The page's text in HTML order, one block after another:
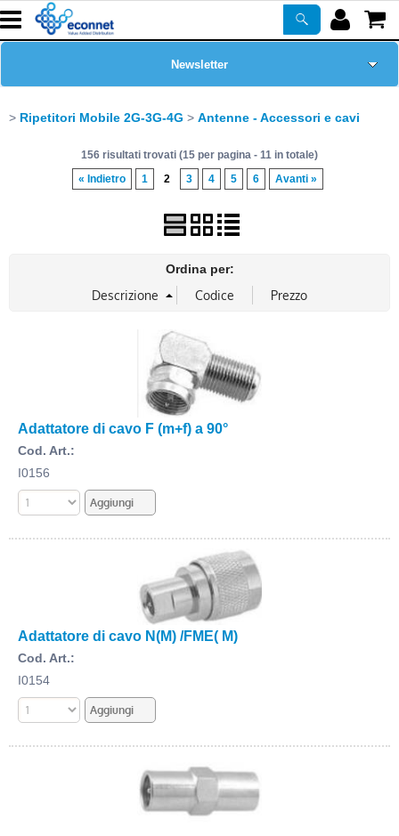
Chi siamo
ASSISTENZA
Certificazioni
Newsletter
PROMO ATTIVE
Ripetitori Mobile 2G-3G-4G Antenne - Accessori e cavi
156 risultati trovati (15 per pagina - 11 in totale)
« Indietro
1 2 3 4 5 6 Avanti »
Ordina per:
Adattatore di cavo F (m+f) a 90°
Cod. Art.:
I0156
Adattatore di cavo N(M) /FME( M)
Cod. Art.:
I0154